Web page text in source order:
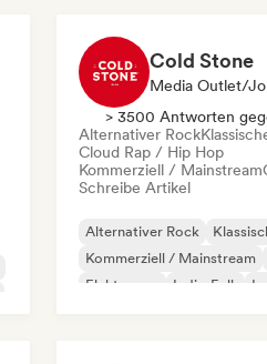
Cold Stone
Media Outlet/
> 3500 Antworten
Alternativer Rock
Cloud Rap / Hip Hop
Kommerziell / Mainstream
Schreibe Artikel
Alternativer Rock
Kommerziell / Mainstream
Elektropop
Indie-Folk